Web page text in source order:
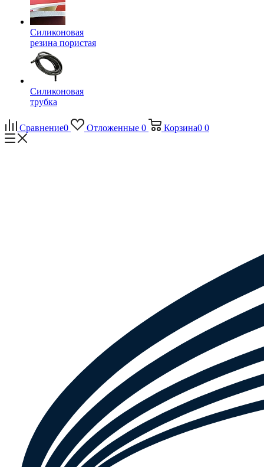
Силиконовая
резина пористая
Силиконовая
трубка
Сравнение0 Отложенные 0 Корзина0 0